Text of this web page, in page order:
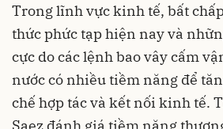
Trong lĩnh vực kinh tế, bất
thức phức tạp hiện nay và
cực do các lệnh bao vây cấm
nước có nhiều tiềm năng để
chế hợp tác và kết nối kinh tế.